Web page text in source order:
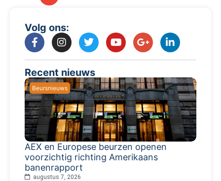
Volg ons:
Recent nieuws
Beursnieuws
AEX en Europese beurzen openen
voorzichtig richting Amerikaans
banenrapport
augustus 7, 2026